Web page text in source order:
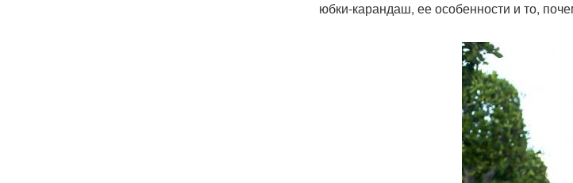
юбки-карандаш, ее особенности и то,